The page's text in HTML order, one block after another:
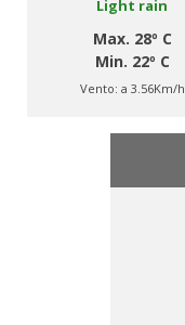
Light rain
Max. 28º C
Min. 22º C
Vento: a 3.56Km/h